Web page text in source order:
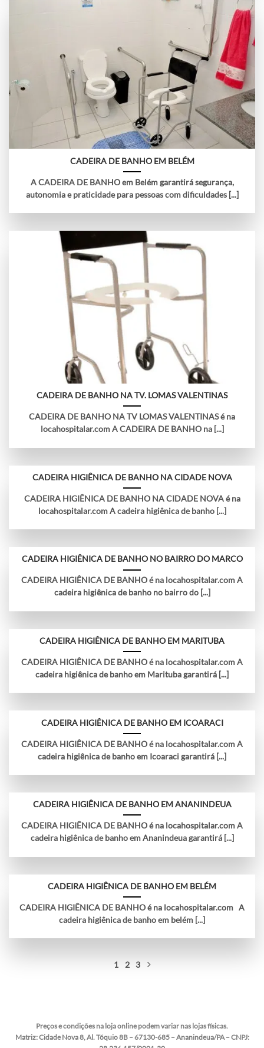
CADEIRA DE BANHO EM BELÉM
A CADEIRA DE BANHO em Belém garantirá segurança,
autonomia e praticidade para pessoas com dificuldades [...]
CADEIRA DE BANHO NA TV. LOMAS VALENTINAS
CADEIRA DE BANHO NA TV LOMAS VALENTINAS é na
locahospitalar.com A CADEIRA DE BANHO na [...]
CADEIRA HIGIÊNICA DE BANHO NA CIDADE NOVA
CADEIRA HIGIÊNICA DE BANHO NA CIDADE NOVA é na
locahospitalar.com A cadeira higiênica de banho [...]
CADEIRA HIGIÊNICA DE BANHO NO BAIRRO DO MARCO
CADEIRA HIGIÊNICA DE BANHO é na locahospitalar.com A
cadeira higiênica de banho no bairro do [...]
CADEIRA HIGIÊNICA DE BANHO EM MARITUBA
CADEIRA HIGIÊNICA DE BANHO é na locahospitalar.com A
cadeira higiênica de banho em Marituba garantirá [...]
CADEIRA HIGIÊNICA DE BANHO EM ICOARACI
CADEIRA HIGIÊNICA DE BANHO é na locahospitalar.com A
cadeira higiênica de banho em Icoaraci garantirá [...]
CADEIRA HIGIÊNICA DE BANHO EM ANANINDEUA
CADEIRA HIGIÊNICA DE BANHO é na locahospitalar.com A
cadeira higiênica de banho em Ananindeua garantirá [...]
CADEIRA HIGIÊNICA DE BANHO EM BELÉM
CADEIRA HIGIÊNICA DE BANHO é na locahospitalar.com A
cadeira higiênica de banho em belém [...]
1 2 3
Preços e condições na loja online podem variar nas lojas físicas.
Matriz:Cidade Nova 8, Al. Tóquio 8B – 67130-685 – Ananindeua/PA – CNPJ: